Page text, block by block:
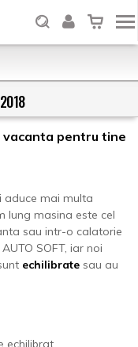
vacanta pentru tine
aduce mai multa
lung masina este cel
sau intr-o calatorie
SOFT, iar noi
echilibrate sau au
echilibrat